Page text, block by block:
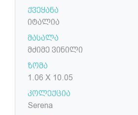
ქვეყანა
იტალია
მასალა
მძიმე ვინილი
ზომა
1.06 X 10.05
კოლექცია
Serena